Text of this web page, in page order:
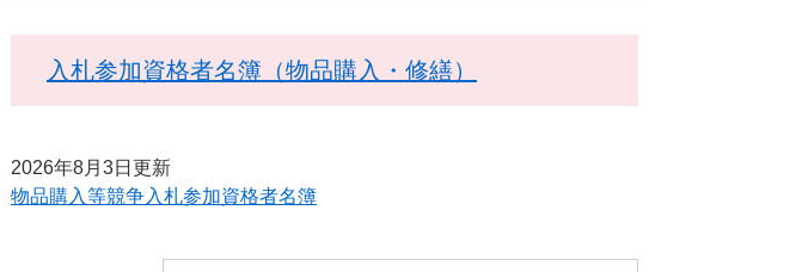
入札参加資格者名簿（物品購入・修繕）
2026年8月3日更新
物品購入等競争入札参加資格者名簿